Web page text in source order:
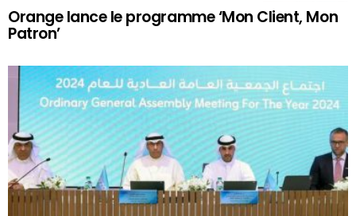
Orange lance le programme ‘Mon Client, Mon
Patron’